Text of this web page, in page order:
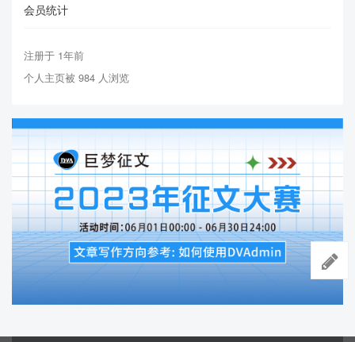
会员统计
注册于 1年前
个人主页被 984 人浏览